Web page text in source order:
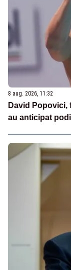
8 aug. 2026, 11:32
David Popovici,
au anticipat